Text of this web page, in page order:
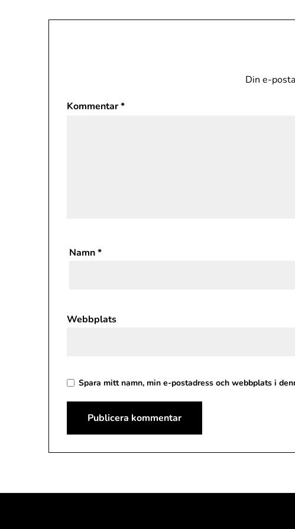
Din e-
Kommentar*
Namn*
Webbplats
Spara mitt namn, min e-postadress och webbplats i